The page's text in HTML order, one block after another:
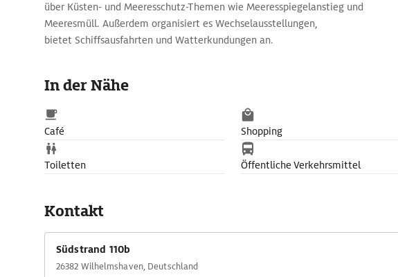
über Küsten- und Meeresschutz-Themen wie Meeresspiegelanstieg und
Meeresmüll. Außerdem organisiert es Wechselausstellungen,
bietet Schiffsausfahrten und Watterkundungen an.
In der Nähe
Café Shopping
Toiletten Öffentliche Verkehrsmittel
Kontakt
Südstrand 110b
26382 Wilhelmshaven, Deutschland